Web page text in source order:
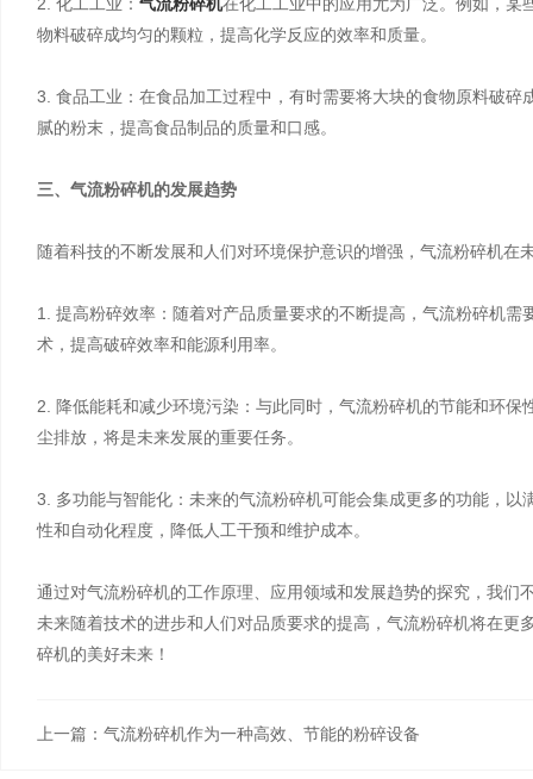
物料破碎成均匀的颗粒，提高化学反应的效率和质量。
3. 食品工业：在食品加工过程中，有时需要将大块的食物原料破
腻的粉末，提高食品制品的质量和口感。
三、气流粉碎机的发展趋势
随着科技的不断发展和人们对环境保护意识的增强，气流粉碎机
1. 提高粉碎效率：随着对产品质量要求的不断提高，气流粉碎机
术，提高破碎效率和能源利用率。
2. 降低能耗和减少环境污染：与此同时，气流粉碎机的节能和环
尘排放，将是未来发展的重要任务。
3. 多功能与智能化：未来的气流粉碎机可能会集成更多的功能，
性和自动化程度，降低人工干预和维护成本。
通过对气流粉碎机的工作原理、应用领域和发展趋势的探究，我
未来随着技术的进步和人们对品质要求的提高，气流粉碎机将在
碎机的美好未来！
上一篇：气流粉碎机作为一种高效、节能的粉碎设备